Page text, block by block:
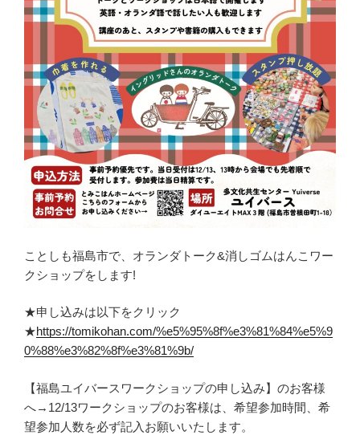
ことしも福島市で、オランダトーク&消しゴムはんこワー
クショップをします!
★申し込みは以下をクリック
★https://tomikohan.com/%e5%95%8f%e3%81%84%e5%9
0%88%e3%82%8f%e3%81%9b/
【福島ユイバースワークショップの申し込み】のお客様
へ→12/13ワークショップのお客様は、希望参加時間、希
望参加人数を必ず記入お願いいたします。